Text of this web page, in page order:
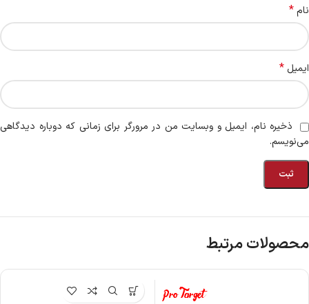
نام*
ایمیل *
ذخیره نام، ایمیل و وبسایت من در مرورگر برای زمانی که دوباره دیدگاهی
می‌نویسم.
محصولات مرتبط